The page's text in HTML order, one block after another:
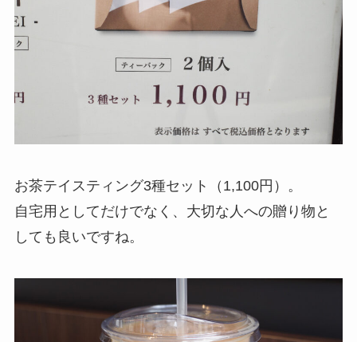
お茶テイスティング3種セット（1,100円）。
自宅用としてだけでなく、大切な人への贈り物と
しても良いですね。